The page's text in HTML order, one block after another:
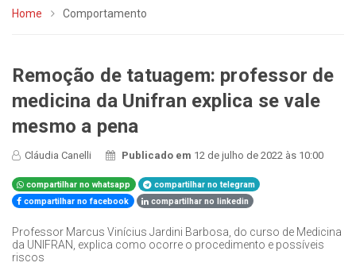
Home Comportamento
Remoção de tatuagem: professor de
medicina da Unifran explica se vale
mesmo a pena
Cláudia Canelli Publicado em 12 de julho de 2022 às 10:00
compartilhar no whatsapp
compartilhar no telegram
compartilhar no facebook
compartilhar no linkedin
Professor Marcus Vinícius Jardini Barbosa, do curso de Medicina
da UNIFRAN, explica como ocorre o procedimento e possíveis
riscos